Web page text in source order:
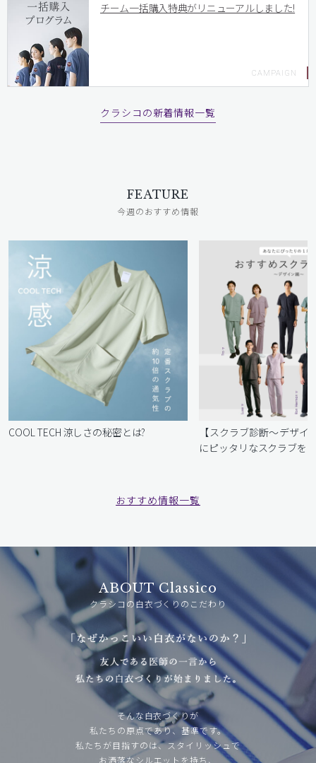
チーム一括購入特典がリニューアルしました!
クラシコの新着情報一覧
FEATURE
今週のおすすめ情報
COOL TECH 涼しさの秘密とは?
【スクラブ診断〜デザイ
にピッタリなスクラブを
おすすめ情報一覧
ABOUT Classico
クラシコの白衣づくりのこだわり
そんな白衣づくりが
私たちの原点であり、基準です。
私たちが目指すのは、スタイリッシュで
お洒落なシルエットを持ち、